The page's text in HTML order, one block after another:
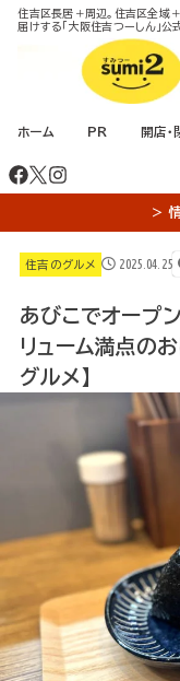
住吉区長居＋周辺。住吉区全域
届けする「大阪住吉つーしん」公
ホーム PR 開店・
＞
住吉のグルメ 2025.04.25
あびこでオープ
リューム満点の
グルメ】